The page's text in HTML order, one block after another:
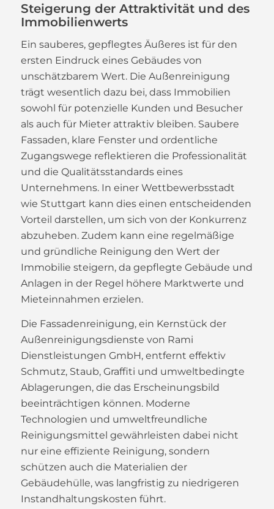
Steigerung der Attraktivität und des
Immobilienwerts
Ein sauberes, gepflegtes Äußeres ist für den
ersten Eindruck eines Gebäudes von
unschätzbarem Wert. Die Außenreinigung
trägt wesentlich dazu bei, dass Immobilien
sowohl für potenzielle Kunden und Besucher
als auch für Mieter attraktiv bleiben. Saubere
Fassaden, klare Fenster und ordentliche
Zugangswege reflektieren die Professionalität
und die Qualitätsstandards eines
Unternehmens. In einer Wettbewerbsstadt
wie Stuttgart kann dies einen entscheidenden
Vorteil darstellen, um sich von der Konkurrenz
abzuheben. Zudem kann eine regelmäßige
und gründliche Reinigung den Wert der
Immobilie steigern, da gepflegte Gebäude und
Anlagen in der Regel höhere Marktwerte und
Mieteinnahmen erzielen.
Die Fassadenreinigung, ein Kernstück der
Außenreinigungsdienste von Rami
Dienstleistungen GmbH, entfernt effektiv
Schmutz, Staub, Graffiti und umweltbedingte
Ablagerungen, die das Erscheinungsbild
beeinträchtigen können. Moderne
Technologien und umweltfreundliche
Reinigungsmittel gewährleisten dabei nicht
nur eine effiziente Reinigung, sondern
schützen auch die Materialien der
Gebäudehülle, was langfristig zu niedrigeren
Instandhaltungskosten führt.